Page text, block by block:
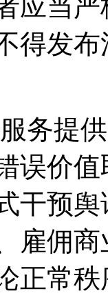
应当
得发
务提
误价
干预
雇佣
正常